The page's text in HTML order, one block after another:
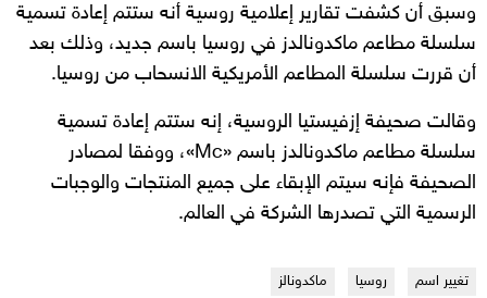
وسبق أن كشفت تقارير إعلامية روسية أنه ستتم إعادة تسمية
سلسلة مطاعم ماكدونالدز في روسيا باسم جديد، وذلك بعد
أن قررت سلسلة المطاعم الأمريكية الانسحاب من روسيا.
وقالت صحيفة إزفيستيا الروسية، إنه ستتم إعادة تسمية
سلسلة مطاعم ماكدونالدز باسم «Mc»، ووفقا لمصادر
الصحيفة فإنه سيتم الإبقاء على جميع المنتجات والوجبات
الرسمية التي تصدرها الشركة في العالم.
تغيير اسم روسيا ماكدونالز